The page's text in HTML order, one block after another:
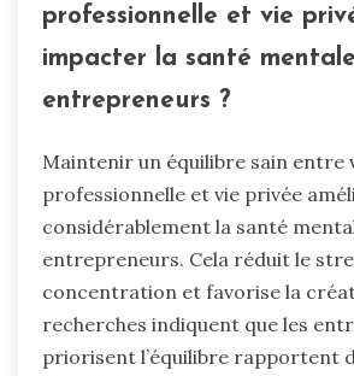
professionnelle et vie
impacter la santé
entrepreneurs ?
Maintenir un équilibre sain entre
professionnelle et vie privée
considérablement la santé
entrepreneurs. Cela réduit le
concentration et favorise la
recherches indiquent que les
priorisent l’équilibre rapportent